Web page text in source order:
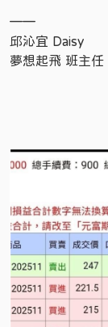
——
邱沁宜 Daisy
夢想起飛 班主任